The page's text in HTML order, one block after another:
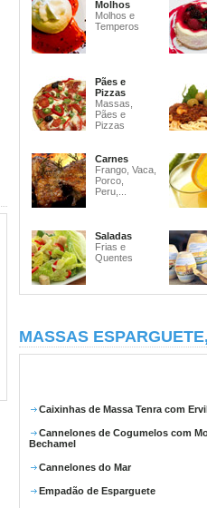
Molhos
Molhos e
Temperos
Pães e
Pizzas
Massas,
Pães e
Pizzas
Carnes
Frango, Vaca,
Porco,
Peru,...
Saladas
Frias e
Quentes
MASSAS
Caixinhas de Massa Tenra com
Cannelones de Cogumelos com
Bechamel
Cannelones do Mar
Empadão de Esparguete